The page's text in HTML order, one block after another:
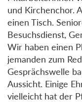
und Kirchenchor.
einen Tisch.
Besuchsdienst,
Wir haben einen
jemanden zum
Gesprächswelle
Aussicht. Einige
vielleicht hat der